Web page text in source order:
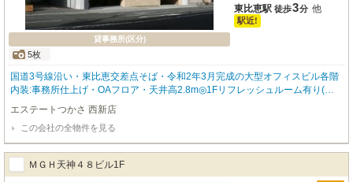
貸事務所(区分)
5枚
東比恵駅 徒歩3分 他
駅近!
国道3号線沿い・東比恵交差点そば・令和2年3月完成の大型オフィスビル各階
内装:事務所仕上げ・OAフロア・天井高2.8m◎1Fリフレッシュルーム有り(喫
煙スペース)
エステートつかさ 西新店
この会社の全物件を見る
ＭＧＨ天神４８ビル1F